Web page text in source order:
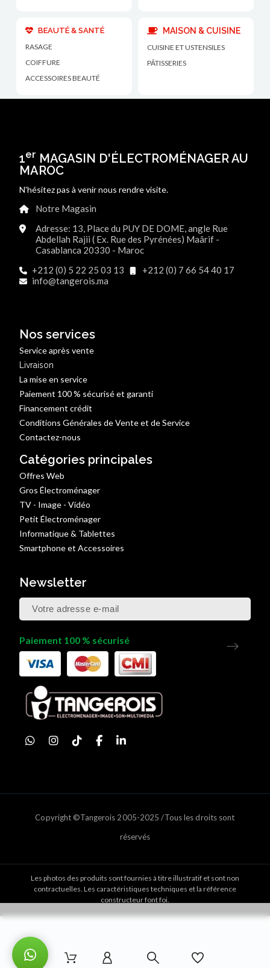
BEAUTÉ & SANTÉ
RASAGE
COIFFURE
ACCESSOIRES BEAUTÉ
MAISON & CUISINE
CUISINE ET USTENSILES
PÂTISSERIES
1er MAGASIN D'ÉLECTROMÉNAGER AU
MAROC
N'hésitez pas à venir nous rendre visite.
Notre Magasin
Adresse: 13, Place du PUY DE DOME, angle Rue
Abdellah Rajii ( Ex. Rue des Pyrénées) Maârif -
Casablanca 20330 - Maroc
+212 (0) 5 22 25 03 13
+212 (0) 7 66 54 40 17
info@tangerois.ma
Nos services
Service après vente
Livraison
La mise en service
Paiement 100 % sécurisé et garanti
Financement crédit
Conditions Générales de Vente et de Service
Contactez-nous
Catégories principales
Offres Web
Gros Électroménager
TV - Image - Vidéo
Petit Électroménager
Informatique & Tablettes
Smartphone et Accessoires
Newsletter
Paiement 100 % sécurisé
Copyright ©Tangerois 2005-2025 /Tous les droits sont
réservés
Les photos des produits sont fournies à titre illustratif et sont non
contractuelles. Les caractéristiques techniques et la référence
constructeur font foi.